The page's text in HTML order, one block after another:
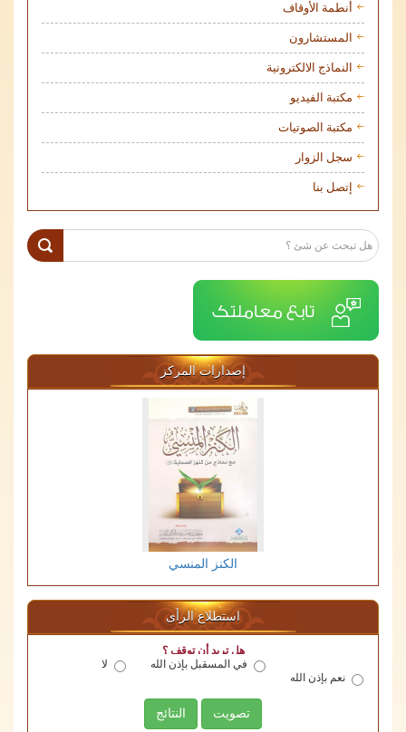
أنطمة الأوقاف
المستشارون
النماذج الالكترونية
مكتبة الفيديو
مكتبة الصوتيات
سجل الزوار
إتصل بنا
إصدارات المركز
الكنز المنسي
استطلاع الرأى
هل تريد أن توقف ؟
نعم بإذن الله
في المسقبل بإذن الله لا
تصويت النتائج